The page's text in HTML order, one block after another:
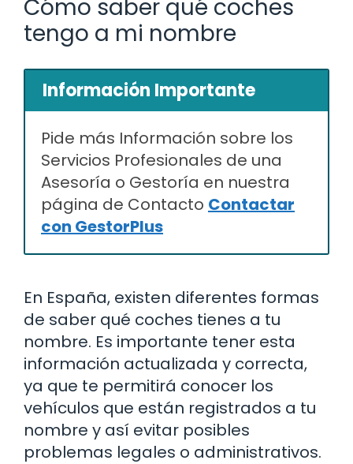
Cómo saber qué coches
tengo a mi nombre
Información Importante
Pide más Información sobre los
Servicios Profesionales de una
Asesoría o Gestoría en nuestra
página de Contacto Contactar
con GestorPlus
En España, existen diferentes formas
de saber qué coches tienes a tu
nombre. Es importante tener esta
información actualizada y correcta,
ya que te permitirá conocer los
vehículos que están registrados a tu
nombre y así evitar posibles
problemas legales o administrativos.